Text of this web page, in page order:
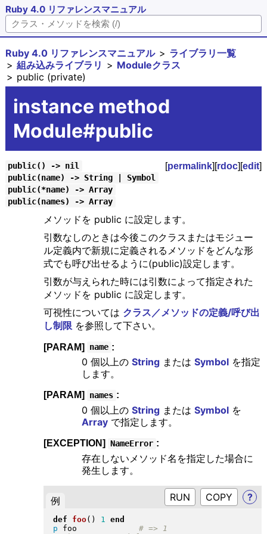
Ruby 4.0 リファレンスマニュアル
Ruby 4.0 リファレンスマニュアル
ライブラリ一覧
組み込みライブラリ
Moduleクラス
public (private)
instance method
Module#public
public() -> nil [permalink][rdoc][edit]
public(name) -> String | Symbol
public(*name) -> Array
public(names) -> Array
メソッドを public に設定します。
引数なしのときは今後このクラスまたはモジュー
ル定義内で新規に定義されるメソッドをどんな形
式でも呼び出せるように(public)設定します。
引数が与えられた時には引数によって指定された
メソッドを public に設定します。
可視性については クラス／メソッドの定義/呼び出
し制限 を参照して下さい。
[PARAM] name :
0 個以上の Stringまたは Symbolを指定
します。
[PARAM] names :
0 個以上の Stringまたは Symbolを
Arrayで指定します。
[EXCEPTION] NameError :
存在しないメソッド名を指定した場合に
発生します。
例 RUN ?
def foo( ) 1
end
p foo